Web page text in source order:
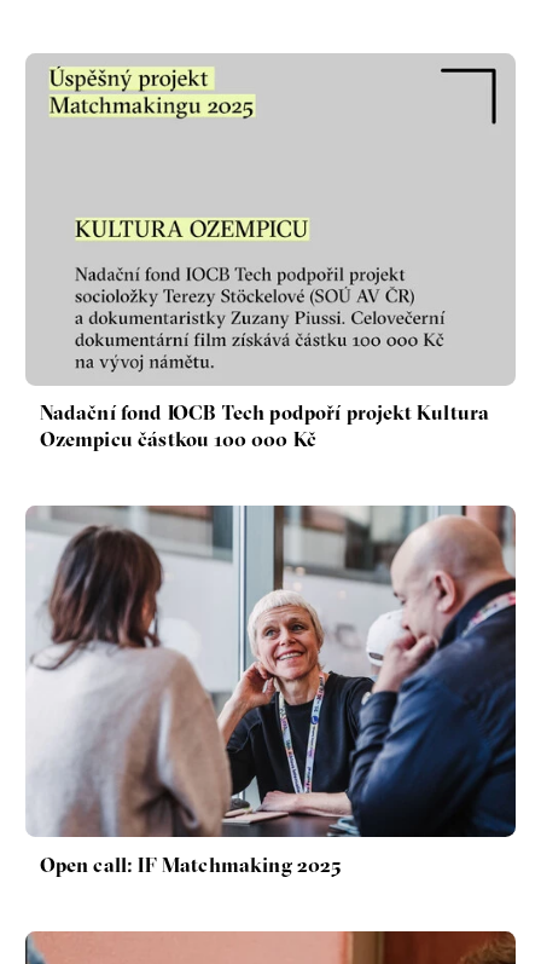
Zobrazit více
Nadační fond IOCB Tech podpoří projekt Kultura
Ozempicu částkou 100 000 Kč
Open call: IF Matchmaking 2025